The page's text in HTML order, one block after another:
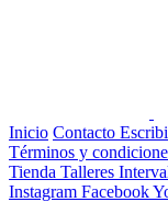
Inicio Contacto
Términos y
Tienda Talleres
Instagram Facebook